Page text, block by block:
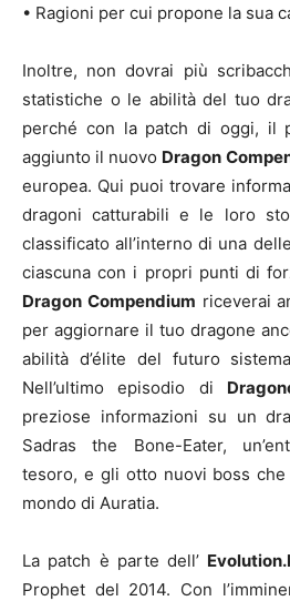
• Ragioni per cui propone la sua
Inoltre, non dovrai più
statistiche o le abilità del tuo
perché con la patch di oggi, il
aggiunto il nuovo Dragon
europea. Qui puoi trovare
dragoni catturabili e le loro
classificato all’interno di una
ciascuna con i propri punti di
Dragon Compendium riceverai
per aggiornare il tuo dragone
abilità d’élite del futuro
Nell’ultimo episodio di
preziose informazioni su un
Sadras the Bone-Eater,
tesoro, e gli otto nuovi boss
mondo di Auratia.
La patch è parte dell’
Prophet del 2014. Con